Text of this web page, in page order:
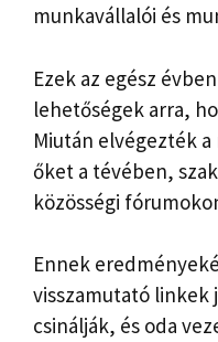
munkavállalói és
Ezek az egész
lehetőségek arra,
Miután elvégezték
őket a tévében,
közösségi
Ennek
visszamutató linkek
csinálják, és oda